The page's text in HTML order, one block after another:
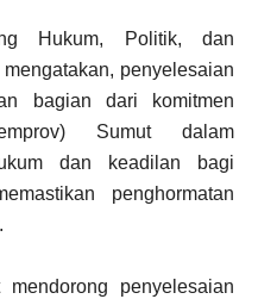
Hukum, Politik, dan
penyelesaian
bagian dari komitmen
Sumut dalam
dan keadilan bagi
penghormatan
penyelesaian